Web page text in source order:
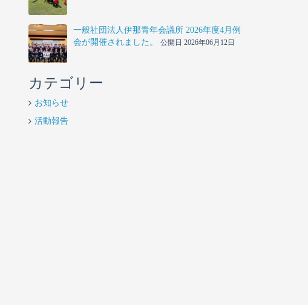
一般社団法人伊那青年会議所 2026年度4月例
会が開催されました。
公開日 2026年06月12日
カテゴリー
お知らせ
活動報告